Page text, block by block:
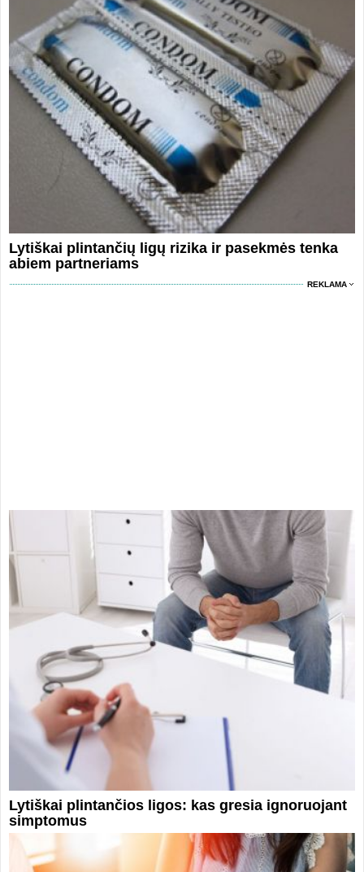
Lytiškai plintančių ligų rizika ir pasekmės tenka
abiem partneriams
REKLAMA
Lytiškai plintančios ligos: kas gresia ignoruojant
simptomus